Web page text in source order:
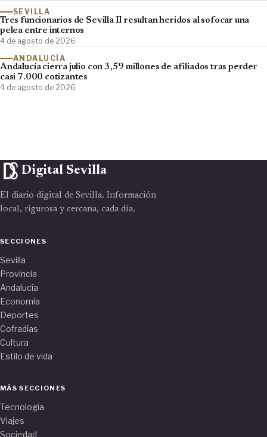
SEVILLA
Tres funcionarios de Sevilla II resultan heridos al sofocar una
pelea entre internos
4 de agosto de 2026
ANDALUCÍA
Andalucía cierra julio con 3,59 millones de afiliados tras perder
casi 7.000 cotizantes
4 de agosto de 2026
Digital Sevilla
El diario digital de Sevilla. Información
local, rigurosa y cercana, cada día.
SECCIONES
Sevilla
Provincia
Andalucía
Economía
Deportes
Cofradías
Cultura
Estilo de vida
MÁS SECCIONES
Tecnología
Viajes
Sociedad